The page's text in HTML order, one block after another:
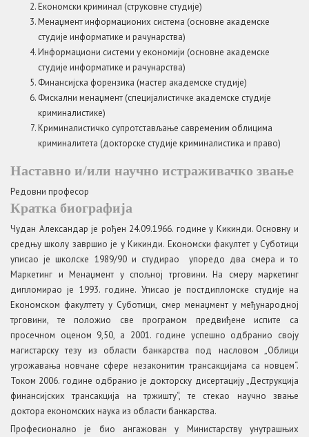
Економски криминал (струковне студије)
Менаџмент информационих система (основне академске
студије информатике и рачунарства)
Информациони системи у економији (основне академске
студије информатике и рачунарства)
Финансијска форензика (мастер академске студије)
Фискални менаџмент (специјалистичке академске студије
криминалистике)
Криминалистичко супротстављање савременим облицима
криминалитета (докторске студије криминалистика и право)
Наставно и/или научно истраживачко звање
Редовни професор
Кратка биографија
Чудан Александар је рођен 24.09.1966. године у Кикинди. Основну и
средњу школу завршио је у Кикинди. Економски факултет у Суботици
уписао је школске 1989/90 и студирао упоредо два смера и то
Маркетинг и Менаџмент у спољној трговини. На смеру маркетинг
дипломирао је 1993. године. Уписао је постдипломске студије на
Економском факултету у Суботици, смер менаџмент у међународној
трговини, те положио све програмом предвиђене испите са
просечном оценом 9,50, а 2001. године успешно одбранио своју
магистарску тезу из области банкарства под насловом „Облици
угрожавања новчане сфере незаконитим трансакцијама са новцем“.
Током 2006. године одбранио је докторску дисертацију „Деструкција
финансијских трансакција на тржишту“, те стекао научно звање
доктора економских наука из области банкарства.
Професионално је био ангажован у Министарству унутрашњих